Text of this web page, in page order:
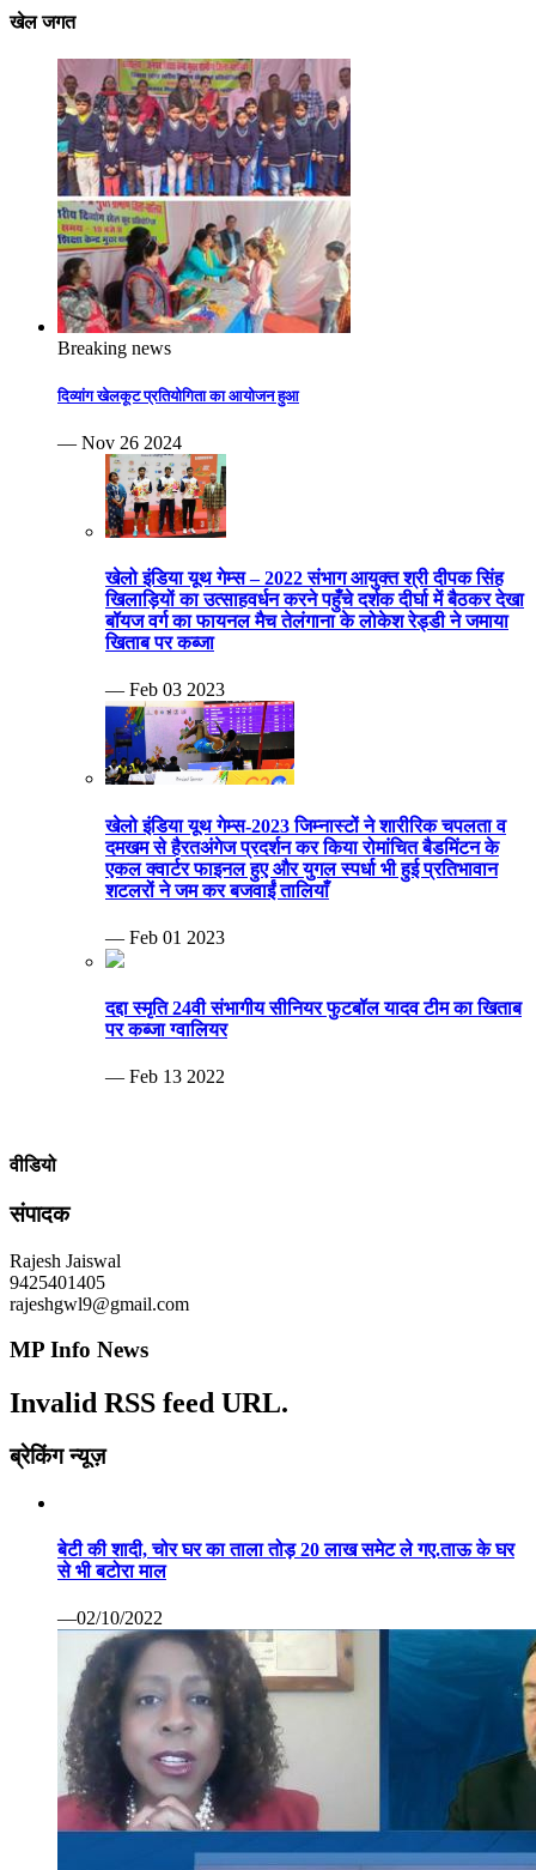
खेल जगत
Breaking news
दिव्यांग खेलकूट प्रतियोगिता का आयोजन हुआ
— Nov 26 2024
खेलो इंडिया यूथ गेम्स – 2022 संभाग आयुक्त श्री दीपक सिंह
खिलाड़ियों का उत्साहवर्धन करने पहुँचे दर्शक दीर्घा में बैठकर देखा
बॉयज वर्ग का फायनल मैच तेलंगाना के लोकेश रेड्डी ने जमाया
खिताब पर कब्जा
— Feb 03 2023
खेलो इंडिया यूथ गेम्स-2023 जिम्नास्टों ने शारीरिक चपलता व
दमखम से हैरतअंगेज प्रदर्शन कर किया रोमांचित बैडमिंटन के
एकल क्वार्टर फाइनल हुए और युगल स्पर्धा भी हुई प्रतिभावान
शटलरों ने जम कर बजवाईं तालियाँ
— Feb 01 2023
दद्दा स्मृति 24वी संभागीय सीनियर फुटबॉल यादव टीम का खिताब
पर कब्जा ग्वालियर
— Feb 13 2022
वीडियो
संपादक
Rajesh Jaiswal
9425401405
rajeshgwl9@gmail.com
MP Info News
Invalid RSS feed URL.
ब्रेकिंग न्यूज़
बेटी की शादी, चोर घर का ताला तोड़ 20 लाख समेट ले गए.ताऊ के घर
से भी बटोरा माल
—02/10/2022